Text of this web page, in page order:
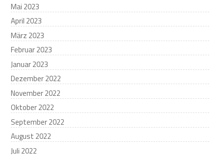
Mai 2023
April 2023
März 2023
Februar 2023
Januar 2023
Dezember 2022
November 2022
Oktober 2022
September 2022
August 2022
Juli 2022